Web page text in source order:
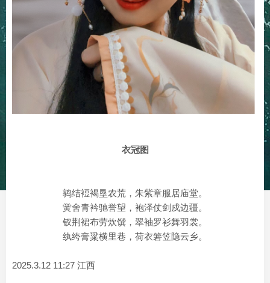
衣冠图
鹑结裋褐垦农荒，朱紫章服居庙堂。
黉舍青衿驰誉望，袍泽仗剑戍边疆。
钗荆裙布劳炊馔，翠袖罗衫舞羽裳。
纨绔膏粱横里巷，荷衣箬笠隐云乡。
2025.3.12 11:27 江西